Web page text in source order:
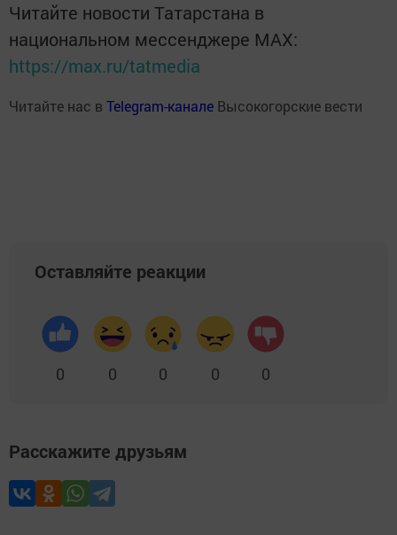
Читайте новости Татарстана в
национальном мессенджере MАХ:
https://max.ru/tatmedia
Читайте нас в Telegram-канале Высокогорские вести
Оставляйте реакции
0 0 0 0 0
Расскажите друзьям